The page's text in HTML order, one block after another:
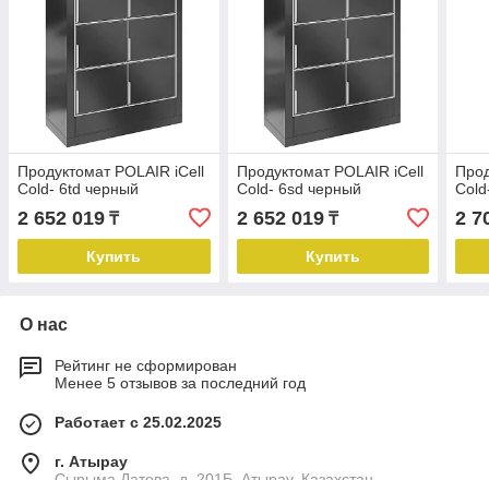
Продуктомат POLAIR iCell
Cold- 6td черный
2 652 019 ₸
Купить
Продуктомат POLAIR iCell
Cold- 6sd черный
2 652 019₸
Купить
2
О нас
Рейтинг не сформирован
Менее 5 отзывов за последний год
Работает с 25.02.2025
г. Атырау